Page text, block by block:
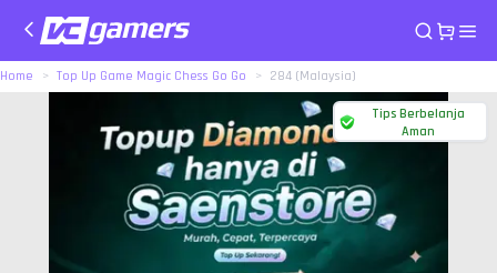
Home Top Up Game Magic Chess Go Go 284 (Malaysia)
Tips Berbelanja
Aman